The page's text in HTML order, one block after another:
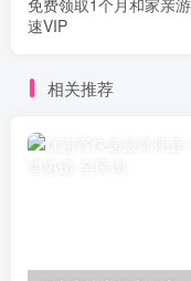
免费领取1个月和家亲
速VIP
相关推荐